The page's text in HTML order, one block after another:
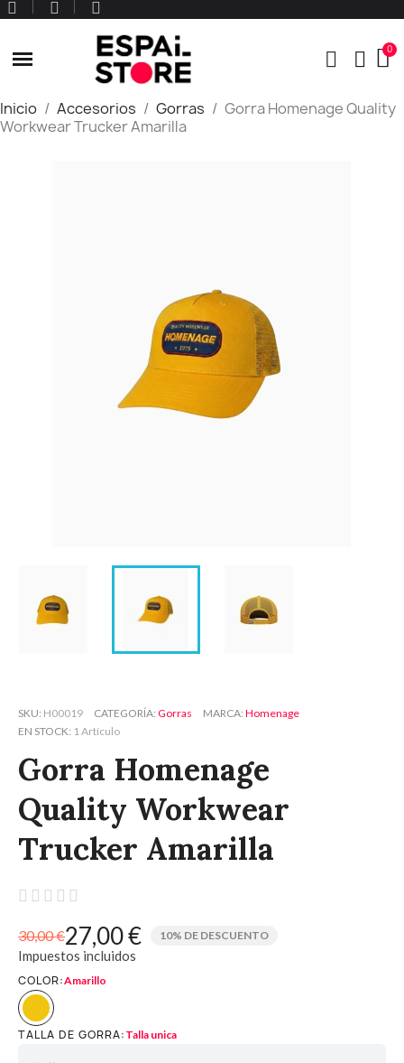
Inicio Accesorios Gorras
Gorra Homenage Quality
Workwear Trucker Amarilla
SKU H00019 CATEGORÍA Gorras MARCA Homenage
EN STOCK 1 Artículo
Gorra Homenage
Quality Workwear
Trucker Amarilla
    
30,00 €27,00 € 10% DE DESCUENTO
Impuestos incluidos
COLOR Amarillo
TALLA DE GORRA Talla unica